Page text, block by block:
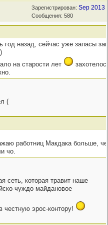
Зарегистрирован: Sep 2013
Сообщения: 580
назад, сейчас уже запасы
на старости лет
(
работниц Макдака больше,
чо.
сеть, которая травит наше
чуждо майдановое
эрос-контору!